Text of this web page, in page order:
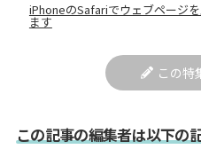
iPhoneのSafariでウェブページ
ます
この特
この記事の編集者は以下の